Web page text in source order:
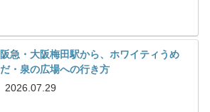
阪急・大阪梅田駅から、ホワイティうめ
だ・泉の広場への行き方
2026.07.29